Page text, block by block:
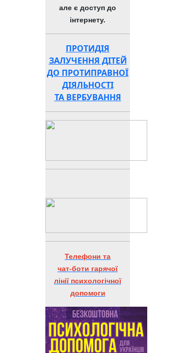
але є доступ до
інтернету.
ПРОТИДІЯ
ЗАЛУЧЕННЯ ДІТЕЙ
ДО ПРОТИПРАВНОЇ
ДІЯЛЬНОСТІ
ТА ВЕРБУВАННЯ
Телефони та
чат-боти гарячої
лінії психологічної
допомоги